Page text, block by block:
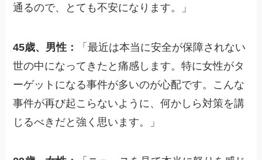
通るので、とても不安になります。」
45歳、男性：
「最近は本当に安全が保障されない
世の中になってきたと痛感します。特に女性がタ
ーゲットになる事件が多いのが心配です。こんな
事件が再び起こらないように、何かしら対策を講
じるべきだと強く思います。」